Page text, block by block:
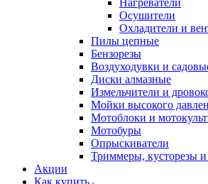
Нагреватели
Осушители
Охладители и
Пилы цепные
Бензорезы
Воздуходувки и
Диски алмазные
Измельчители и
Мойки высокого
Мотоблоки и
Мотобуры
Опрыскиватели
Триммеры, кусторезы
Акции
Как купить